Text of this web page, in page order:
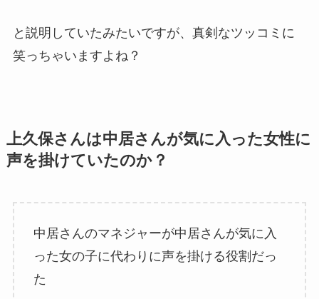
と説明していたみたいですが、真剣なツッコミに
笑っちゃいますよね？
上久保さんは中居さんが気に入った女性に
声を掛けていたのか？
中居さんのマネジャーが中居さんが気に入
った女の子に代わりに声を掛ける役割だっ
た